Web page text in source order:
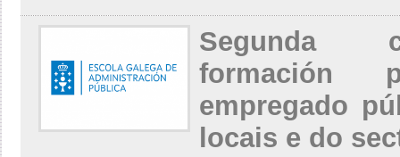
Segunda
formación
empregado
locais e do